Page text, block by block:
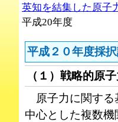
英知を結集した原子
平成20年度
平成２０年度採
（１）戦略的原
原子力に関する
中心とした複数